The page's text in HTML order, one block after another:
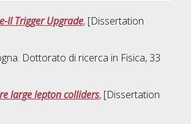
II Trigger Upgrade, [Dissertation
Dottorato di ricerca in Fisica, 33
large lepton colliders, [Dissertation